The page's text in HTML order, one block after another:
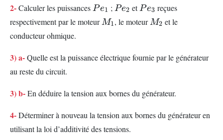
2-Calculer les puissances Pe_{1}
Pe1 ; Pe_{2}
Pe2 et Pe_{3}
Pe3 reçues
respectivement par le moteur M_1
M1, le moteur M_2
M2 et le
conducteur ohmique.
3) a-Quelle est la puissance électrique fournie par le générateur
au reste du circuit.
3) b-En déduire la tension aux bornes du générateur.
4-Déterminer à nouveau la tension aux bornes du générateur en
utilisant la loi d’additivité des tensions.